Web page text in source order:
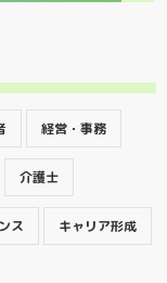
経営・事務
介護士
ス キャリア形成